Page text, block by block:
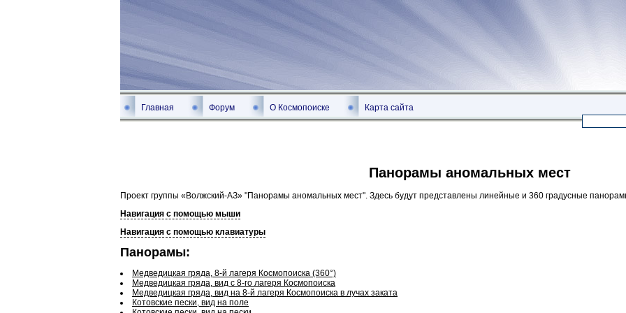
Главная Форум О Космопоиске Карта сайта
Панорамы аномальных мест
Проект группы «Волжский-АЗ» "Панорамы аномальных мест". Здесь будут представлены линейные и 360 градусные
Навигация с помощью мыши
Навигация с помощью клавиатуры
Панорамы:
Медведицкая гряда, 8-й лагеря Космопоиска (360°)
Медведицкая гряда, вид с 8-го лагеря Космопоиска
Медведицкая гряда, вид на 8-й лагеря Космопоиска в лучах заката
Котовские пески, вид на поле